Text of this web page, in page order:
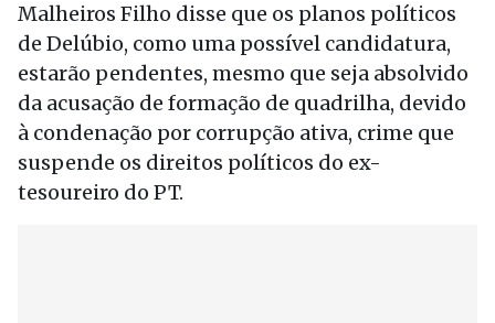
Malheiros Filho disse que os planos políticos
de Delúbio, como uma possível candidatura,
estarão pendentes, mesmo que seja absolvido
da acusação de formação de quadrilha, devido
à condenação por corrupção ativa, crime que
suspende os direitos políticos do ex-
tesoureiro do PT.